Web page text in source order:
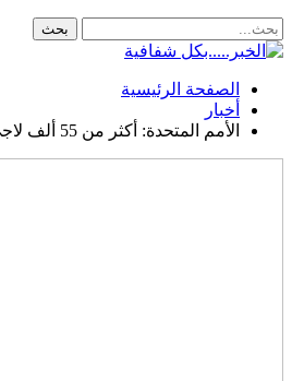
الصفحة الرئيسية
أخبار
الأمم المتحدة: أكثر من 55 ألف لاجئ سوري في الأردن عادوا إلى بلادهم منذ سقوط نظام الأسد